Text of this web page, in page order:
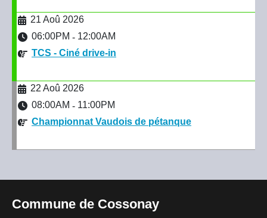
21 Aoû 2026
06:00PM - 12:00AM
TCS - Ciné drive-in
22 Aoû 2026
08:00AM - 11:00PM
Championnat Vaudois de pétanque
Commune de Cossonay